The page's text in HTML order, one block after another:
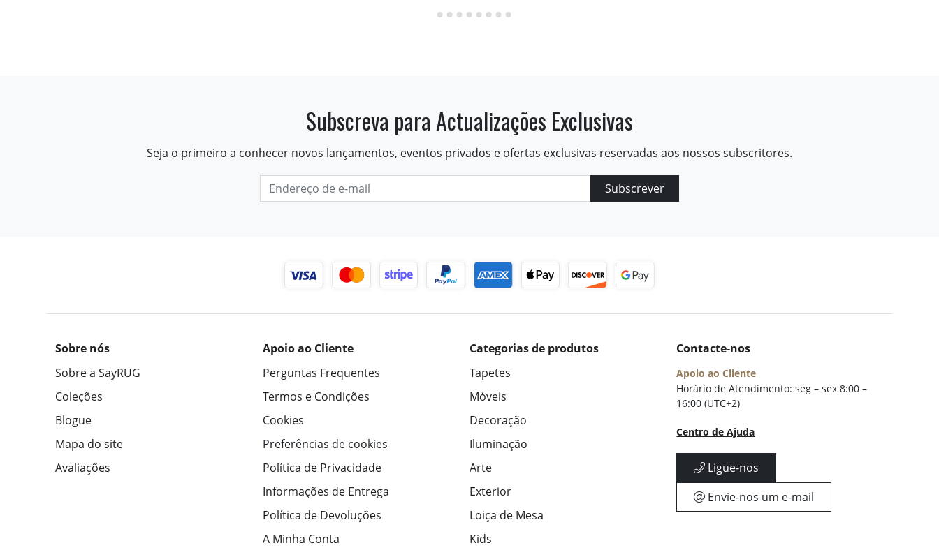
Subscreva para Actualizações Exclusivas
Seja o primeiro a conhecer novos lançamentos, eventos privados e ofertas exclusivas reservadas aos nossos subscritores.
Subscrever
Sobre nós
Sobre a SayRUG
Coleções
Blogue
Mapa do site
Avaliações
Apoio ao Cliente
Perguntas Frequentes
Termos e Condições
Cookies
Preferências de cookies
Política de Privacidade
Informações de Entrega
Política de Devoluções
A Minha Conta
Categorias de produtos
Tapetes
Móveis
Decoração
Iluminação
Arte
Exterior
Loiça de Mesa
Kids
Contacte-nos
Apoio ao Cliente
Horário de Atendimento: seg – sex 8:00 –
16:00 (UTC+2)
Centro de Ajuda
Ligue-nos
Envie-nos um e-mail